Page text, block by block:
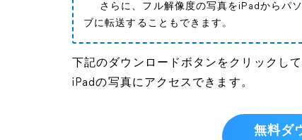
さらに、フル解像度の写真をiPadからパ
ブに転送することもできます。
下記のダウンロードボタンをクリックし
iPadの写真にアクセスできます。
無料ダ